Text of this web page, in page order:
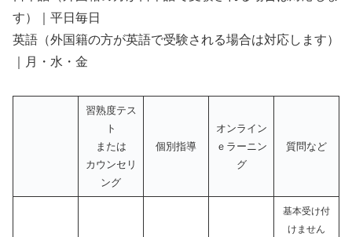
す）｜平日毎日
英語（外国籍の方が英語で受験される場合は対応します）
｜月・水・金
習熟度テス
ト
または
カウンセリ
ング
個別指導
オンライン
ｅラーニン
グ
質問など
基本受け付
けません